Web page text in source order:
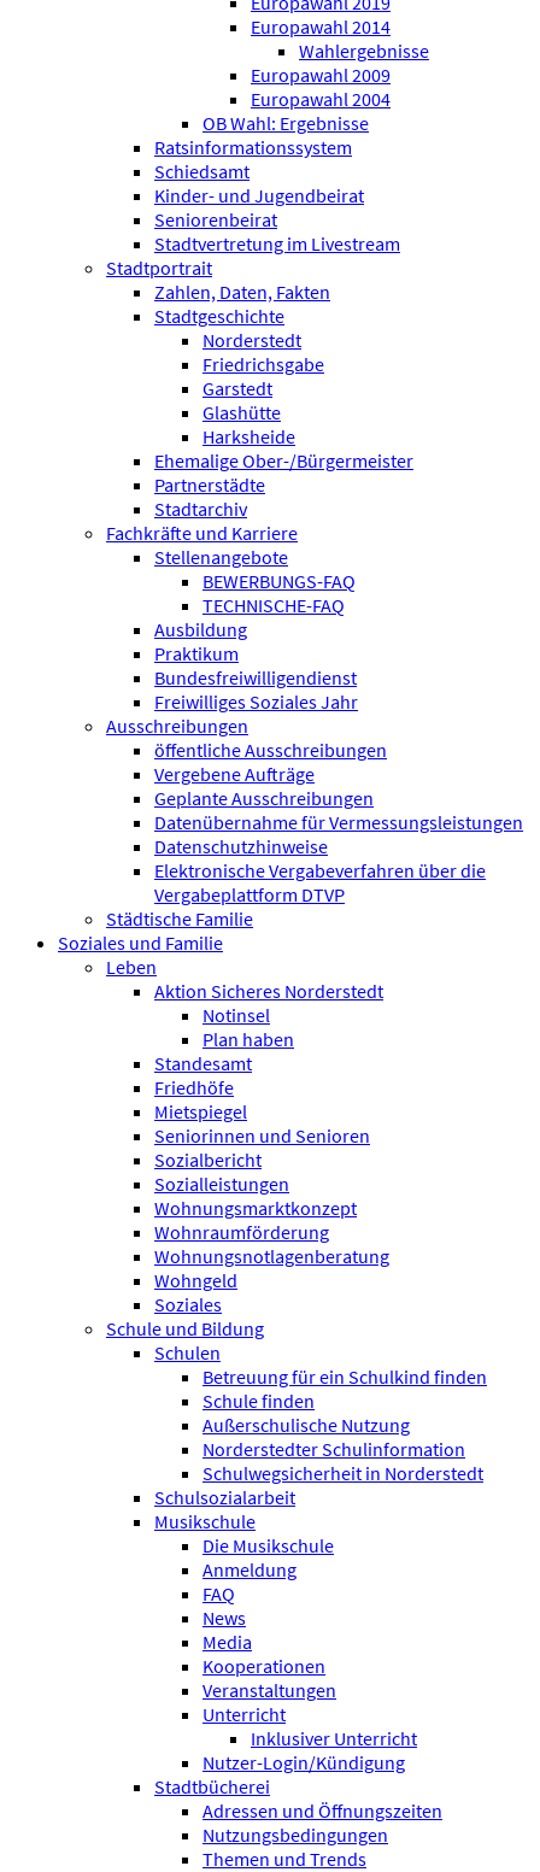
Europawahl 2014
Wahlergebnisse
Europawahl 2009
Europawahl 2004
OB Wahl: Ergebnisse
Ratsinformationssystem
Schiedsamt
Kinder- und Jugendbeirat
Seniorenbeirat
Stadtvertretung im Livestream
Stadtportrait
Zahlen, Daten, Fakten
Stadtgeschichte
Norderstedt
Friedrichsgabe
Garstedt
Glashütte
Harksheide
Ehemalige Ober-/Bürgermeister
Partnerstädte
Stadtarchiv
Fachkräfte und Karriere
Stellenangebote
BEWERBUNGS-FAQ
TECHNISCHE-FAQ
Ausbildung
Praktikum
Bundesfreiwilligen­dienst
Freiwilliges Soziales Jahr
Ausschreibungen
öffentliche Ausschreibungen
Vergebene Aufträge
Geplante Ausschreibungen
Datenübernahme für Vermessungsleistungen
Datenschutzhinweise
Elektronische Vergabeverfahren über die
Vergabeplattform DTVP
Städtische Familie
Soziales und Familie
Leben
Aktion Sicheres Norderstedt
Notinsel
Plan haben
Standesamt
Friedhöfe
Mietspiegel
Seniorinnen und Senioren
Sozialbericht
Sozialleistungen
Wohnungsmarktkonzept
Wohnraumförderung
Wohnungsnotlagenberatung
Wohngeld
Soziales
Schule und Bildung
Schulen
Betreuung für ein Schulkind finden
Schule finden
Außerschulische Nutzung
Norderstedter Schulinformation
Schulweg­sicherheit in Norderstedt
Schulsozialarbeit
Musikschule
Die Musikschule
Anmeldung
FAQ
News
Media
Kooperationen
Veranstaltungen
Unterricht
Inklusiver Unterricht
Nutzer-Login/Kündigung
Stadtbücherei
Adressen und Öffnungszeiten
Nutzungsbedingungen
Themen und Trends